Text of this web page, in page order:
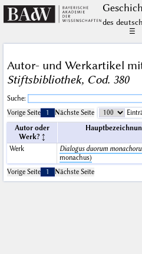
des
☰
Autor- und Werkartikel
Stiftsbibliothek, Cod. 380
Suche:
Vorige Seite
1 Nächste Seite
Autor oder
Werk?
Werk Dialogus duorum
monachus)
Vorige Seite
1 Nächste Seite